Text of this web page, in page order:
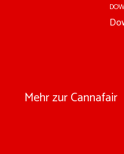
Mehr zur Cannafair